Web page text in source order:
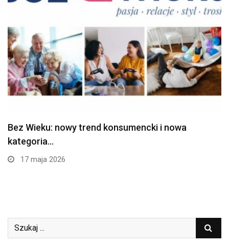
Bez Wieku: nowy trend konsumencki i nowa
kategoria…
17 maja 2026